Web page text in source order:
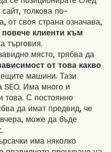
в
за
толкова по-
от своя страна означава,
клиенти към
търговия.
място, трябва да
от това какво
машини. Тази
SEO. Има много и
това. С постоянно
да имат предвид, че
може да бъде
има няколко